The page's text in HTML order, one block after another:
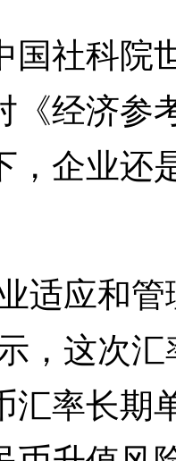
社科院
《经济参
，企业还
应和管
，这次
汇率长期